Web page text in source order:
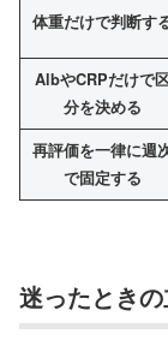
体重だけで判断す
AlbやCRPだけで
分を決める
再評価を一律に週
で固定する
迷ったとき